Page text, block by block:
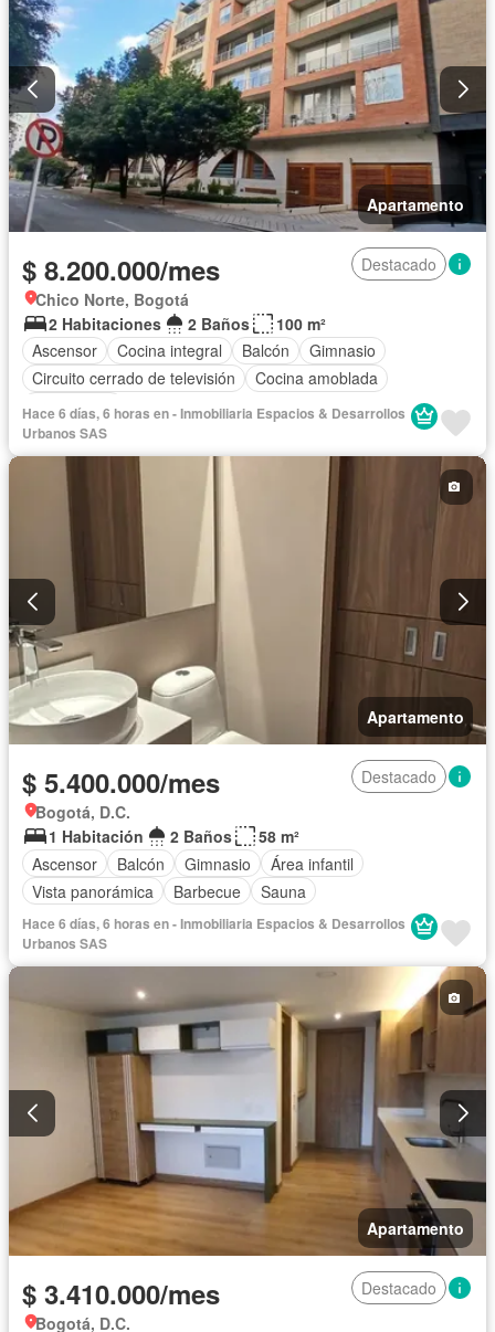
Apartamento
$ 8.200.000/mes
Destacado
Chico Norte, Bogotá
2 Habitaciones
2 Baños
100 m²
Ascensor
Cocina integral Balcón
Gimnasio
Circuito cerrado de televisión
Cocina amoblada
Gas natural
Hace 6 días, 6 horas en - Inmobiliaria Espacios & Desarrollos
Urbanos SAS
Apartamento
$ 5.400.000/mes
Destacado
Bogotá, D.C.
1 Habitación
2 Baños
58 m²
Ascensor
Balcón Gimnasio
Área infantil
Vista panorámica
Barbecue Sauna
Hace 6 días, 6 horas en - Inmobiliaria Espacios & Desarrollos
Urbanos SAS
Apartamento
$ 3.410.000/mes
Destacado
Bogotá, D.C.